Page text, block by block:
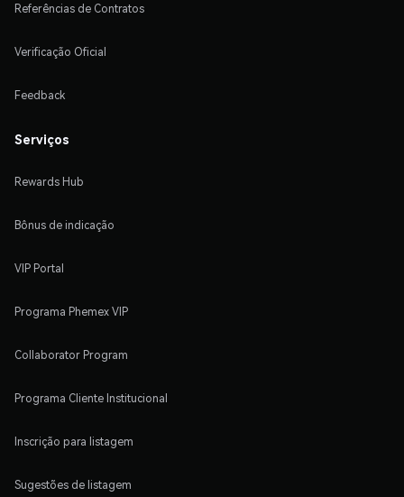
Referências de Contratos
Verificação Oficial
Feedback
Serviços
Rewards Hub
Bônus de indicação
VIP Portal
Programa Phemex VIP
Collaborator Program
Programa Cliente Institucional
Inscrição para listagem
Sugestões de listagem